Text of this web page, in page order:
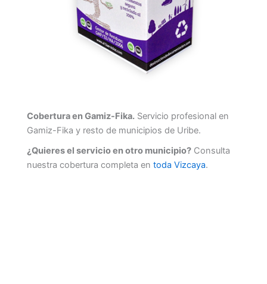
Cobertura en Gamiz-Fika. Servicio profesional en
Gamiz-Fika y resto de municipios de Uribe.
¿Quieres el servicio en otro municipio? Consulta
nuestra cobertura completa en toda Vizcaya.